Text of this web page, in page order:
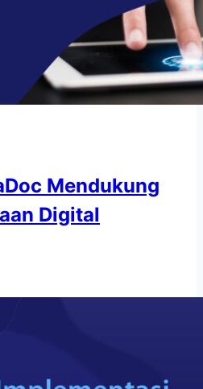
Mendukung
Digital